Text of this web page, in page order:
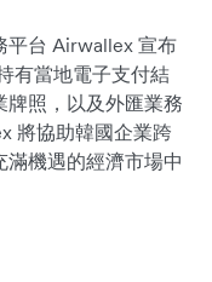
平台 Airwallex 宣布
有當地電子支付結
照，以及外匯業務
將協助韓國企業跨
機遇的經濟市場中